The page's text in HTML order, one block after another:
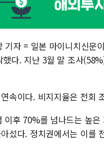
기자 = 일본 마이니치신문
다. 지난 3월 말 조사
속이다. 비지지율은 전회
이후 70%를 넘나드는 높
섰다. 정치권에서는 이를